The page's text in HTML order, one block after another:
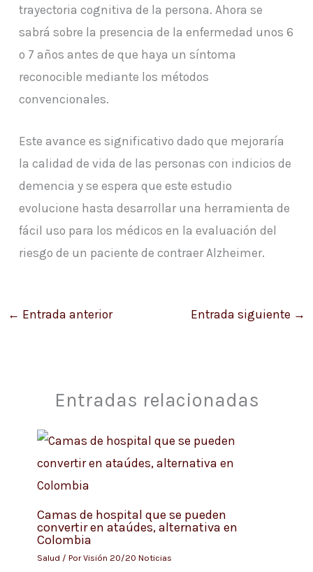
trayectoria cognitiva de la persona. Ahora se
sabrá sobre la presencia de la enfermedad unos 6
o 7 años antes de que haya un síntoma
reconocible mediante los métodos
convencionales.
Este avance es significativo dado que mejoraría
la calidad de vida de las personas con indicios de
demencia y se espera que este estudio
evolucione hasta desarrollar una herramienta de
fácil uso para los médicos en la evaluación del
riesgo de un paciente de contraer Alzheimer.
← Entrada anterior Entrada siguiente →
Entradas relacionadas
Camas de hospital que se pueden
convertir en ataúdes, alternativa en
Colombia
Salud / PorVisión 20/20 Noticias